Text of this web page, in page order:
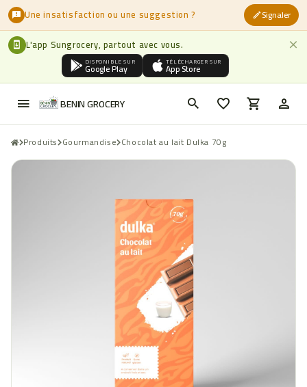
Une insatisfaction ou une suggestion ?
Signaler
L'app Sungrocery, partout avec vous.
DISPONIBLE SUR
Google Play TÉLÉCHARGER SUR
App Store
BENIN GROCERY
Produits Gourmandise Chocolat au lait Dulka 70g